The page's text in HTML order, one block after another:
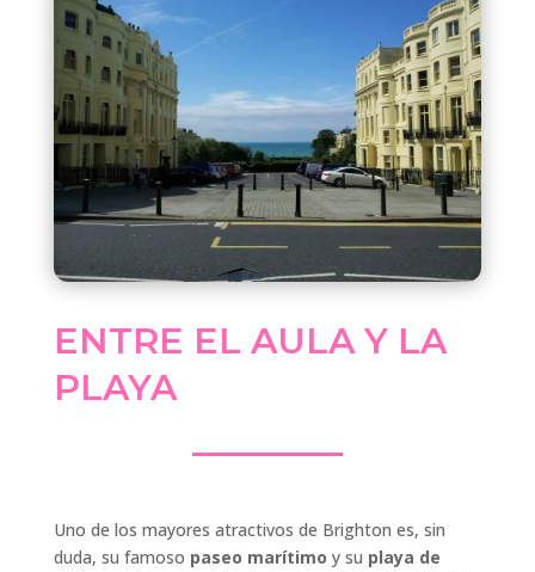
ENTRE EL AULA Y LA
PLAYA
Uno de los mayores atractivos de Brighton es, sin
duda, su famoso paseo marítimo y su playa de